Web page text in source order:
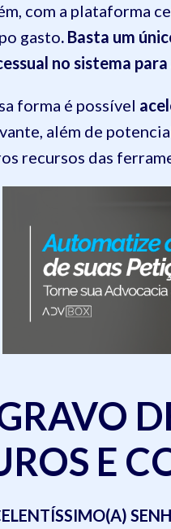
com a plataforma
gasto. Basta um
no sistema
forma é possível
além de
recursos das
E